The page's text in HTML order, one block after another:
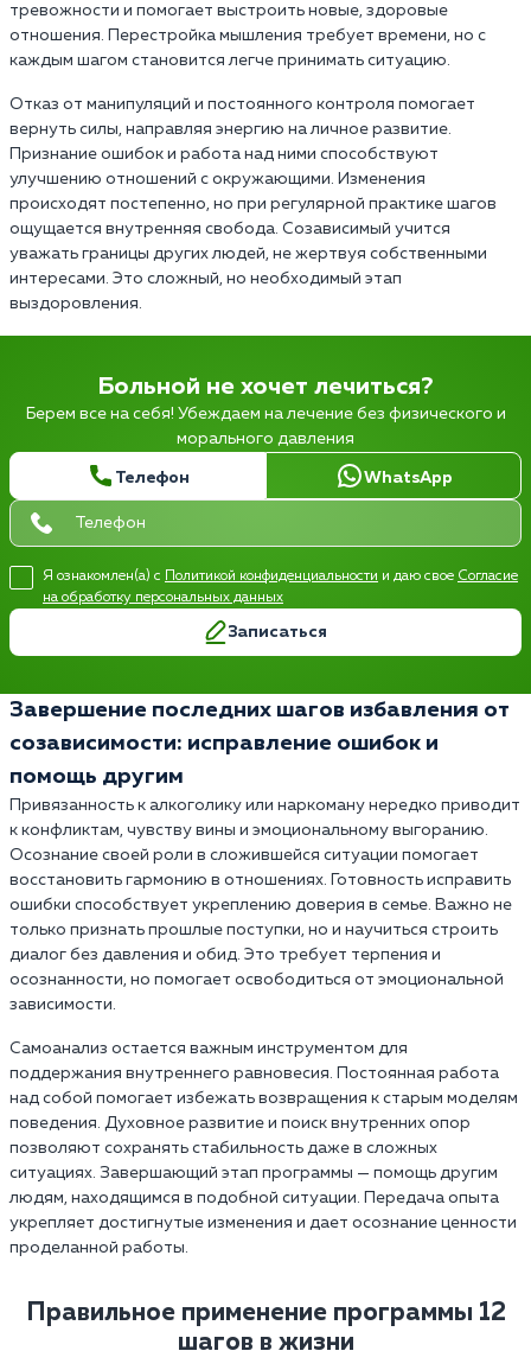
тревожности и помогает выстроить новые, здоровые
отношения. Перестройка мышления требует времени, но с
каждым шагом становится легче принимать ситуацию.
Отказ от манипуляций и постоянного контроля помогает
вернуть силы, направляя энергию на личное развитие.
Признание ошибок и работа над ними способствуют
улучшению отношений с окружающими. Изменения
происходят постепенно, но при регулярной практике шагов
ощущается внутренняя свобода. Созависимый учится
уважать границы других людей, не жертвуя собственными
интересами. Это сложный, но необходимый этап
выздоровления.
Больной не хочет лечиться?
Берем все на себя! Убеждаем на лечение без физического и
морального давления
Телефон WhatsApp
Я ознакомлен(а) с Политикой конфиденциальности и даю свое Согласие
на обработку персональных данных
Записаться
Завершение последних шагов избавления от
созависимости: исправление ошибок и
помощь другим
Привязанность к алкоголику или наркоману нередко приводит
к конфликтам, чувству вины и эмоциональному выгоранию.
Осознание своей роли в сложившейся ситуации помогает
восстановить гармонию в отношениях. Готовность исправить
ошибки способствует укреплению доверия в семье. Важно не
только признать прошлые поступки, но и научиться строить
диалог без давления и обид. Это требует терпения и
осознанности, но помогает освободиться от эмоциональной
зависимости.
Самоанализ остается важным инструментом для
поддержания внутреннего равновесия. Постоянная работа
над собой помогает избежать возвращения к старым моделям
поведения. Духовное развитие и поиск внутренних опор
позволяют сохранять стабильность даже в сложных
ситуациях. Завершающий этап программы — помощь другим
людям, находящимся в подобной ситуации. Передача опыта
укрепляет достигнутые изменения и дает осознание ценности
проделанной работы.
Правильное применение программы 12
шагов в жизни